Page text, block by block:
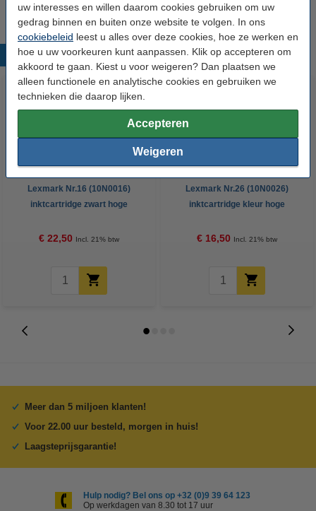
uw interesses en willen daarom cookies gebruiken om uw
gedrag binnen en buiten onze website te volgen. In ons
cookiebeleid leest u alles over deze cookies, hoe ze werken en
hoe u uw voorkeuren kunt aanpassen. Klik op accepteren om
akkoord te gaan. Kiest u voor weigeren? Dan plaatsen we
alleen functionele en analytische cookies en gebruiken we
technieken die daarop lijken.
Accepteren
Weigeren
Populaire producten
Lexmark Nr.16 (10N0016)
inktcartridge zwart hoge
€ 22,50 Incl. 21% btw
Lexmark Nr.26 (10N0026)
inktcartridge kleur hoge
€ 16,50 Incl. 21% btw
Meer dan 5 miljoen klanten!
Voor 22.00 uur besteld, morgen in huis!
Laagsteprijsgarantie!
Hulp nodig? Bel ons op +32 (0)9 39 64 123
Op werkdagen van 8.30 tot 17 uur